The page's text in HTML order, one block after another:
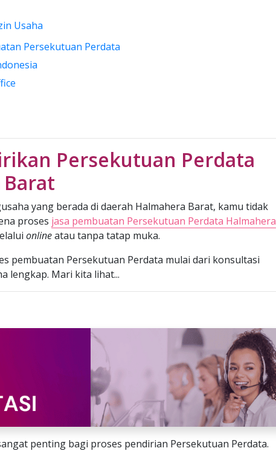
Usaha
Persekutuan Perdata
Persekutuan Perdata
yang berada di daerah Halmahera Barat, kamu tidak
proses jasa pembuatan Persekutuan Perdata Halmahera
onlineatau tanpa tatap muka.
pembuatan Persekutuan Perdata mulai dari konsultasi
lengkap. Mari kita lihat...
penting bagi proses pendirian Persekutuan Perdata.